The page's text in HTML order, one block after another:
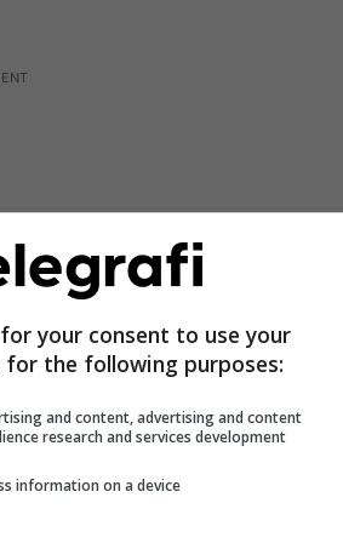
disa fotografi ku shihet
të autobusëve në
your consent to use your
for the following purposes:
and content, advertising and content
research and services development
information on a device